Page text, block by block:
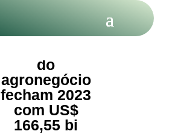
do
agronegócio
fecham 2023
com US$
166,55 bi